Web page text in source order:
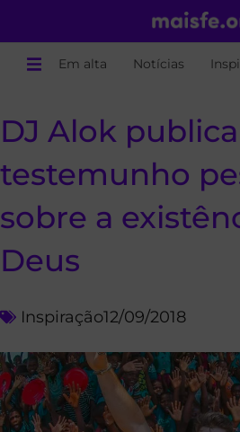
Em alta Notícias
DJ Alok publica
testemunho
sobre a
Deus
Inspiração12/09/2018